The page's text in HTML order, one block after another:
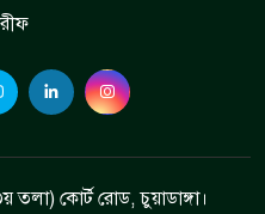
রহমান
বিভিন্ন মামলার ৫ আসামি
তলা) কোর্ট রোড, চুয়াডাঙ্গা।